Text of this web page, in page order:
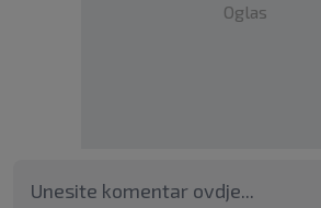
Oglas